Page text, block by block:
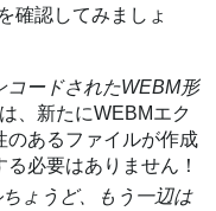
確認してみましょ
コードされたWEBM形
、新たにWEBMエク
のあるファイルが作成
必要はありません！
ょうど、もう一辺は